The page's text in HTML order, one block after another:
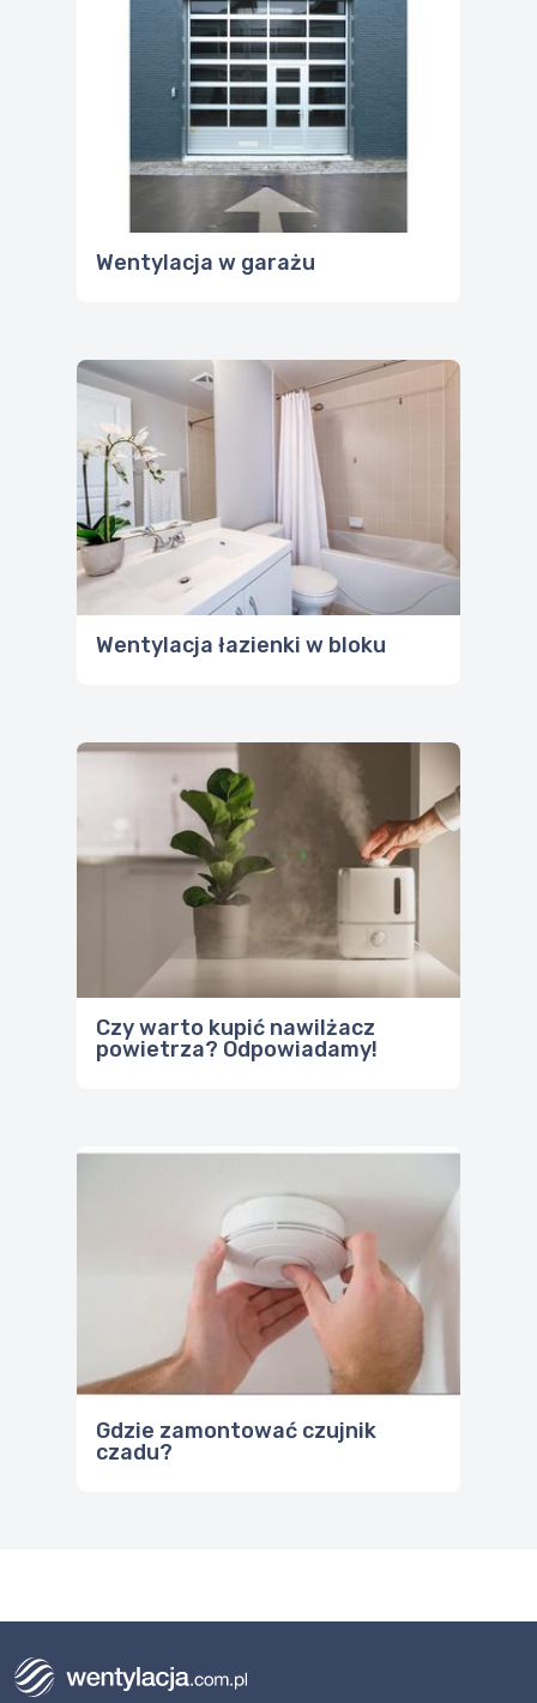
Wentylacja w garażu
Wentylacja łazienki w bloku
Czy warto kupić nawilżacz
powietrza? Odpowiadamy!
Gdzie zamontować czujnik
czadu?